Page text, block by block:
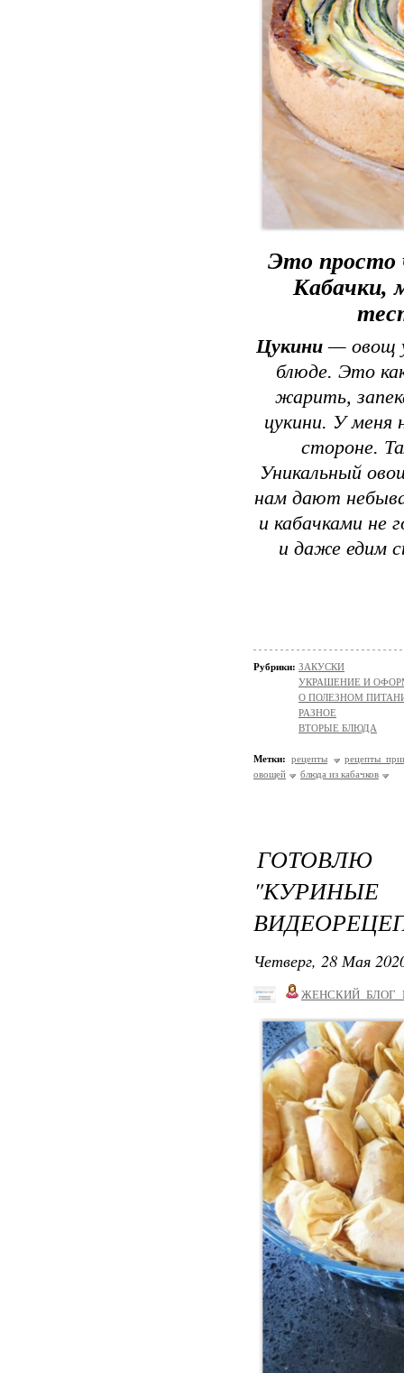
Это просто
Кабачки,
Цукини — овощ
блюде. Это
жарить,
цукини. У меня
стороне.
Уникальный
нам дают
и кабачками не
и даже едим
Рубрики: ЗАКУСКИ
УКРАШЕНИЕ И
О ПОЛЕЗНОМ
РАЗНОЕ
ВТОРЫЕ БЛЮДА
Метки: рецепты
рецепты
овощей
блюда из кабачков
Четверг, 28 Мая